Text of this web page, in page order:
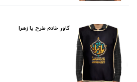
کاور خادم طرح یا زهرا